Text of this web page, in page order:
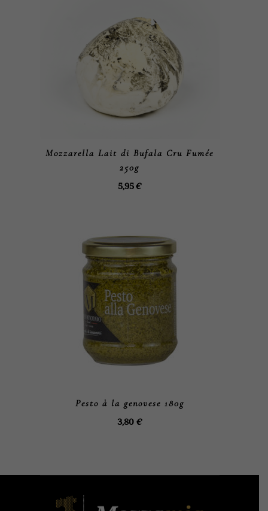
Mozzarella Lait di Bufala Cru Fumée
250g
5,95€
Pesto à la genovese 180g
3,80 €